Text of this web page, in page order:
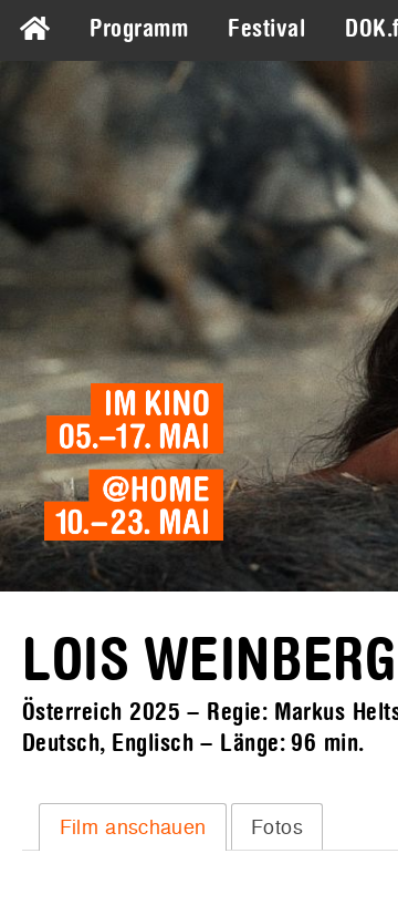
Programm Festival
LOIS
Österreich 2025 – Regie: Markus
Deutsch, Englisch – Länge:96 min.
Film anschauen Fotos